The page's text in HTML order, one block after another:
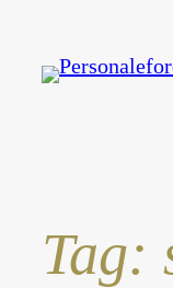
indhold
Tag: